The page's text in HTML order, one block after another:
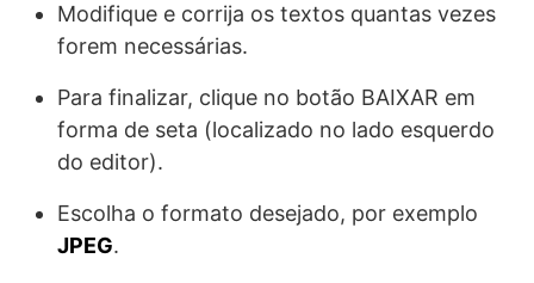
Modifique e corrija os textos quantas vezes
forem necessárias.
Para finalizar, clique no botão BAIXAR em
forma de seta (localizado no lado esquerdo
do editor).
Escolha o formato desejado, por exemplo
JPEG.